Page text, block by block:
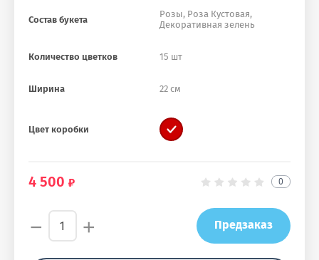
Состав букета
Розы, Роза Кустовая,
Декоративная зелень
Количество цветков 15 шт
Ширина 22 см
Цвет коробки
4 500 0
− + Предзаказ